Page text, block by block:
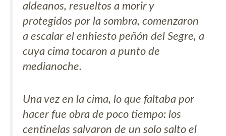
aldeanos, resueltos a morir y
protegidos por la sombra, comenzaron
a escalar el enhiesto peñón del Segre, a
cuya cima tocaron a punto de
medianoche.
Una vez en la cima, lo que faltaba por
hacer fue obra de poco tiempo: los
centinelas salvaron de un solo salto el